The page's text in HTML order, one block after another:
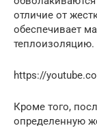
отличие от
обеспечивает
теплоизоляцию.
https://
Кроме того,
определенную